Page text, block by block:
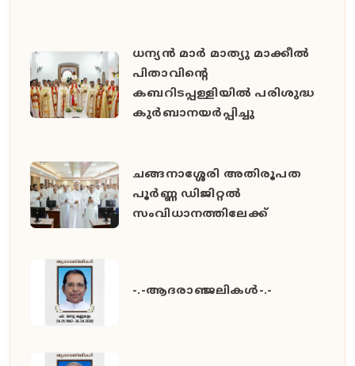
ധന്യൻ മാർ മാത്യു മാക്കീൽ
പിതാവിൻ്റെ
കബറിടപ്പള്ളിയിൽ പരിശുദ്ധ
കുർബാനയർപ്പിച്ചു
ചങ്ങനാശ്ശേരി അതിരൂപത
പൂർണ്ണ ഡിജിറ്റൽ
സംവിധാനത്തിലേക്ക്
-.-ആദരാഞ്ജലികൾ-.-